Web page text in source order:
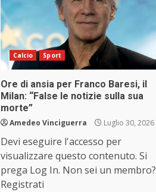
Calcio Sport
Ore di ansia per Franco Baresi, il
Milan: “False le notizie sulla sua
morte”
Amedeo Vinciguerra Luglio 30, 2026
Devi eseguire l'accesso per
visualizzare questo contenuto. Si
prega Log In. Non sei un membro?
Registrati